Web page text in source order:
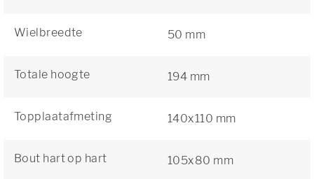
Wielbreedte 50 mm
Totale hoogte 194 mm
Topplaatafmeting 140x110 mm
Bout hart op hart 105x80 mm